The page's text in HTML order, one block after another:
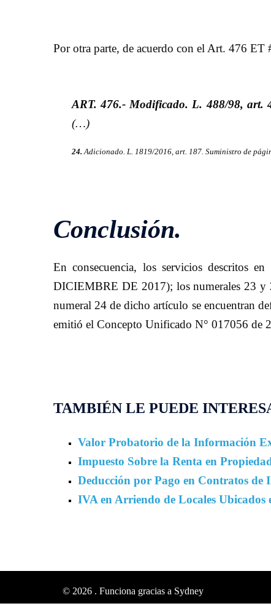
Por otra parte, de acuerdo con el Art. 476 ET
ART. 476.- Modificado. L. 488/98, art.
(…)
24. Adicionado. L. 1819/2016, art. 187. Suministro de
Conclusión.
En consecuencia, los servicios descritos
DICIEMBRE DE 2017); los numerales 23 y
numeral 24 de dicho artículo se encuentran
emitió el Concepto Unificado N° 017056 de
TAMBIÉN LE PUEDE
Valor Probatorio de la Información
Impuesto Sobre la Renta en
Deducción por Pago en Contratos de
IVA en Arriendo de Locales Ubicados
© 2026 . Funciona gracias a Sydney